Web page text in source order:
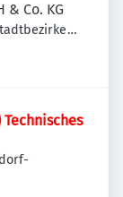
Co. KG